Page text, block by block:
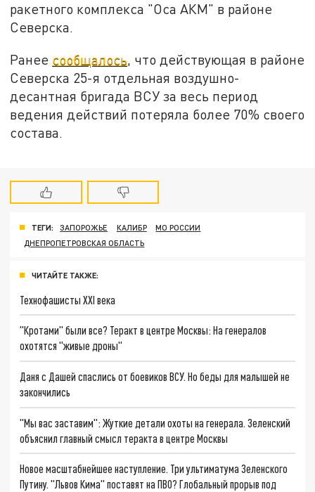
ракетного комплекса "Оса АКМ" в районе
Северска.
Ранее сообщалось, что действующая в районе
Северска 25-я отдельная воздушно-
десантная бригада ВСУ за весь период
ведения действий потеряла более 70% своего
состава.
ТЕГИ: ЗАПОРОЖЬЕ КАЛИБР
МО РОССИИ
ДНЕПРОПЕТРОВСКАЯ ОБЛАСТЬ
ЧИТАЙТЕ ТАКЖЕ:
Технофашисты XXI века
"Кротами" были все? Теракт в центре Москвы: На генералов
охотятся "живые дроны"
Даня с Дашей спаслись от боевиков ВСУ. Но беды для малышей не
закончились
"Мы вас заставим": Жуткие детали охоты на генерала. Зеленский
объяснил главный смысл теракта в центре Москвы
Новое масштабнейшее наступление. Три ультиматума Зеленского
Путину. "Львов Кима" поставят на ПВО? Глобальный прорыв под